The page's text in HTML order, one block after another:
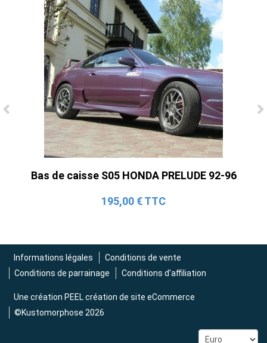
Ligne Cat-Back Active 4 Sorties avec
Tube en H pour Ford Mustang GT & V6
(2015-2023)
2 690,00 € TTC
Bas de caisse S05 HONDA PRELUDE 92-96
195,00 € TTC
Informations légales
Conditions de vente
Conditions de parrainage
Conditions d'affiliation
Une création PEEL création de site eCommerce
©Kustomorphose 2026